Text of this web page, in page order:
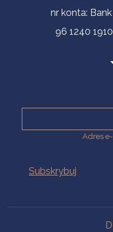
nr konta:
96 1240
Adres